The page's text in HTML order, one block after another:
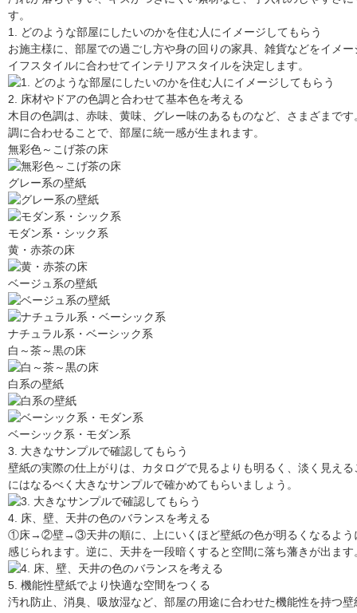
す。
1. どのような部屋にしたいのかを住む人にイメージしてもらう
お施主様に、部屋での過ごし方や身の回りの家具、雑貨などをイメ
イフスタイルに合わせてインテリアスタイルを決定します。
2. 床材やドアの色調と合わせて基本色を考える
木目の色調は、赤味、黄味、グレー味のあるものなど、さまざまで
調に合わせることで、部屋に統一感が生まれます。
無彩色～こげ茶の床
グレー系の壁紙
モダン系・シック系
黄・赤茶の床
ベージュ系の壁紙
ナチュラル系・ベーシック系
白～茶～黒の床
白系の壁紙
ベーシック系・モダン系
3. 大きなサンプルで確認してもらう
壁紙の実際の仕上がりは、カタログで見るよりも明るく、淡く見え
にはなるべく大きなサンプルで確かめてもらいましょう。
4. 床、壁、天井の色のバランスを考える
①床→②壁→③天井の順に、上にいくほど壁紙の色が明るくなるよう
感じられます。逆に、天井を一段暗くすると空間に落ち藩きが出ます
5. 機能性壁紙でより快適な空間をつくる
汚れ防止、消臭、吸放湿など、部屋の用途に合わせた機能性を持つ